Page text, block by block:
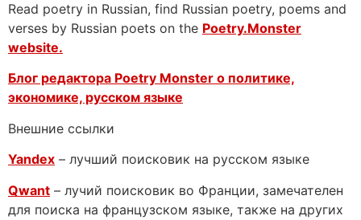
Read poetry in Russian, find Russian poetry, poems and
verses by Russian poets on the Poetry.Monster
website.
Блог редактора Poetry Monster о политике,
экономике, русском языке
Внешние ссылки
Yandex – лучший поисковик на русском языке
Qwant – лучий поисковик во Франции, замечателен
для поиска на французском языке, также на других